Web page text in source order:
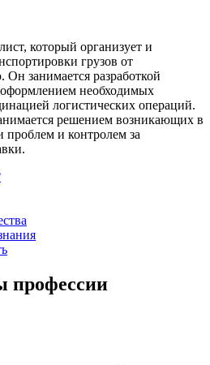
который организует и
грузов от
Он занимается разработкой
необходимых
логистических операций.
решением возникающих в
проблем и контролем за
профессии